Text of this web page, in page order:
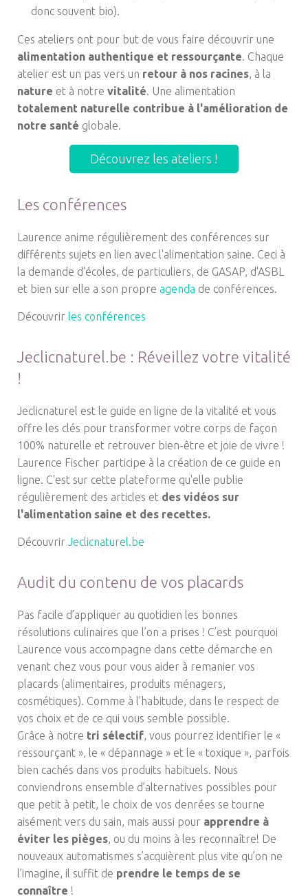
donc souvent bio).
Ces ateliers ont pour but de vous faire découvrir une
alimentation authentique et ressourçante. Chaque
atelier est un pas vers un retour à nos racines, à la
nature et à notre vitalité. Une alimentation
totalement naturelle contribue à l'amélioration de
notre santé globale.
Découvrez les ateliers !
Les conférences
Laurence anime régulièrement des conférences sur
différents sujets en lien avec l'alimentation saine. Ceci à
la demande d'écoles, de particuliers, de GASAP, d'ASBL
et bien sur elle a son propre agenda de conférences.
Découvrir les conférences
Jeclicnaturel.be : Réveillez votre vitalité
!
Jeclicnaturel est le guide en ligne de la vitalité et vous
offre les clés pour transformer votre corps de façon
100% naturelle et retrouver bien-être et joie de vivre !
Laurence Fischer participe à la création de ce guide en
ligne. C'est sur cette plateforme qu'elle publie
régulièrement des articles et des vidéos sur
l'alimentation saine et des recettes.
Découvrir Jeclicnaturel.be
Audit du contenu de vos placards
Pas facile d’appliquer au quotidien les bonnes
résolutions culinaires que l’on a prises ! C’est pourquoi
Laurence vous accompagne dans cette démarche en
venant chez vous pour vous aider à remanier vos
placards (alimentaires, produits ménagers,
cosmétiques). Comme à l’habitude, dans le respect de
vos choix et de ce qui vous semble possible.
Grâce à notre tri sélectif, vous pourrez identifier le «
ressourçant », le « dépannage » et le « toxique », parfois
bien cachés dans vos produits habituels. Nous
conviendrons ensemble d’alternatives possibles pour
que petit à petit, le choix de vos denrées se tourne
aisément vers du sain, mais aussi pour apprendre à
éviter les pièges, ou du moins à les reconnaître! De
nouveaux automatismes s’acquièrent plus vite qu’on ne
l’imagine, il suffit de prendre le temps de se
connaître !